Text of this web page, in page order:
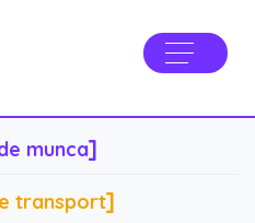
munca]
transport]